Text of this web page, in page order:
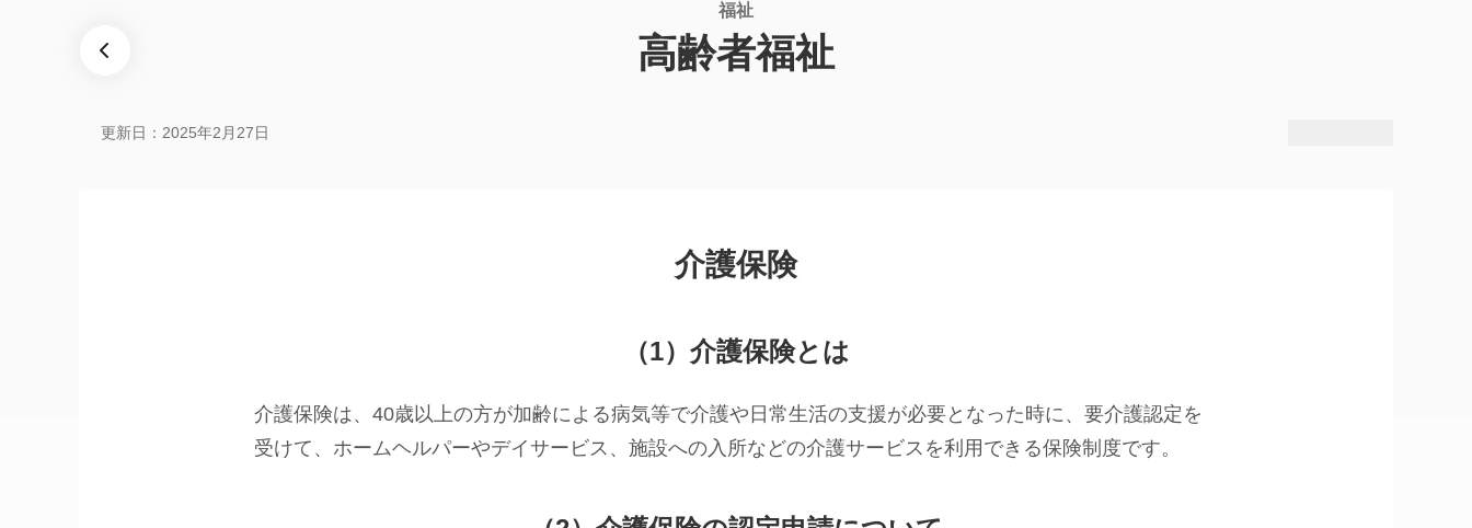
福祉
高齢者福祉
更新日：2025年2月27日
介護保険
（1）介護保険とは
介護保険は、40歳以上の方が加齢による病気等で介護や日常生活の支援が必要となった時に、要介護認定を
受けて、ホームヘルパーやデイサービス、施設への入所などの介護サービスを利用できる保険制度です。